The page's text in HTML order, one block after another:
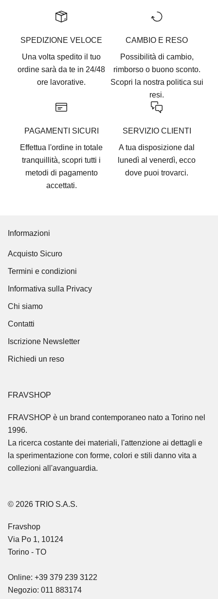
SPEDIZIONE VELOCE
Una volta spedito il tuo
ordine sarà da te in 24/48
ore lavorative.
CAMBIO E RESO
Possibilità di cambio,
rimborso o buono sconto.
Scopri la nostra politica sui
resi.
PAGAMENTI SICURI
Effettua l'ordine in totale
tranquillità, scopri tutti i
metodi di pagamento
accettati.
SERVIZIO CLIENTI
A tua disposizione dal
lunedì al venerdì, ecco
dove puoi trovarci.
Informazioni
Acquisto Sicuro
Termini e condizioni
Informativa sulla Privacy
Chi siamo
Contatti
Iscrizione Newsletter
Richiedi un reso
FRAVSHOP
FRAVSHOP è un brand contemporaneo nato a Torino nel
1996.
La ricerca costante dei materiali, l'attenzione ai dettagli e
la sperimentazione con forme, colori e stili danno vita a
collezioni all'avanguardia.
© 2026 TRIO S.A.S.
Fravshop
Via Po 1, 10124
Torino - TO
Online: +39 379 239 3122
Negozio: 011 883174